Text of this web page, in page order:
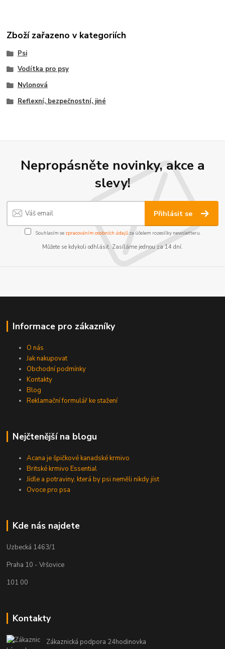
Zboží zařazeno v kategoriích
Psi
Vodítka pro psy
Nylonová
Reflexní, bezpečnostní, jiné
Nepropásněte novinky, akce a
slevy!
Přihlásit se
Souhlasím se zpracováním osobních údajůza účelem rozesílky newsletteru.
Můžete se kdykoli odhlásit. Zasíláme jednou za 14 dní.
Informace pro zákazníky
O nás
Jak nakupovat
Obchodní podmínky
Kontakty
Blog
Reklamační formulář ke stažení
Nejčtenější na blogu
Acana je špičkové kanadské krmivo
Britské krmivo Essential
Jídle a potraviny, která by psi neměli nikdy jíst
Ovoce pro psa
Kde nás najdete
Uzbecká 1463/1
Praha 10 - Vršovice
101 00
Kontakty
Zákaznická podpora 24hodinovka